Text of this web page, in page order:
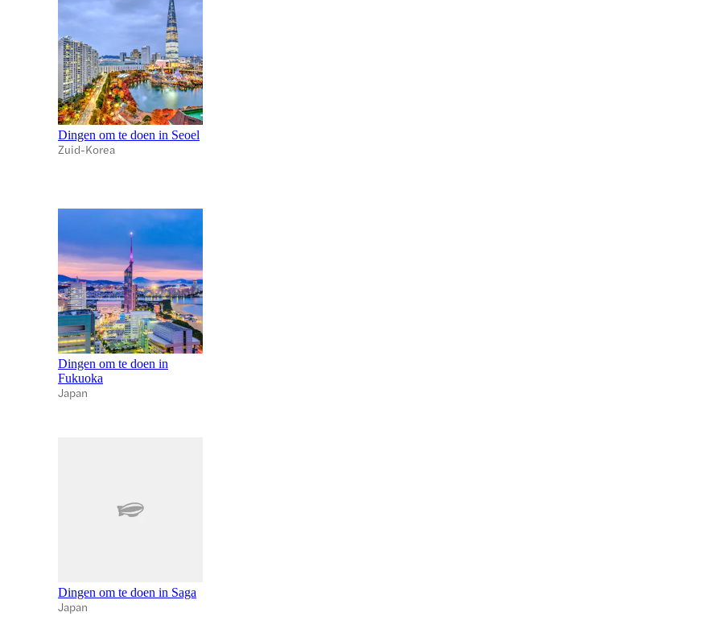
Dingen om te doen in Seoel
Zuid-Korea
Dingen om te doen in
Fukuoka
Japan
Dingen om te doen in Saga
Japan